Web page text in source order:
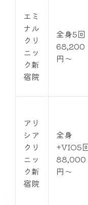
エミ
ナル
クリ
ニッ
ク新
宿院
全身5回
68,200
円〜
アリ
シア
クリ
ニッ
ク新
宿院
全身
+VIO5
88,000
円〜